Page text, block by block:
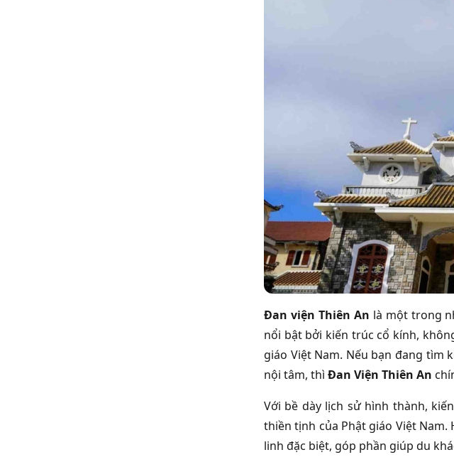
Đan viện Thiên An là một trong
nổi bật bởi kiến trúc cổ kính,
giáo Việt Nam. Nếu bạn đang tìm
nội tâm, thì Đan Viện Thiên An
Với bề dày lịch sử hình thành,
thiền tịnh của Phật giáo Việt
linh đặc biệt, góp phần giúp du